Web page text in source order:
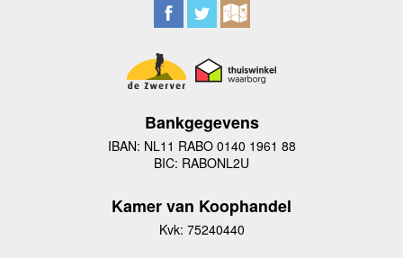
Bankgegevens
IBAN: NL11 RABO 0140 1961 88
BIC: RABONL2U
Kamer van Koophandel
Kvk: 75240440